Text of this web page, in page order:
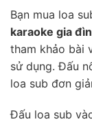
Bạn mua loa
karaoke gia
tham khảo bài
sử dụng. Đấu
loa sub đơn
Đấu loa sub